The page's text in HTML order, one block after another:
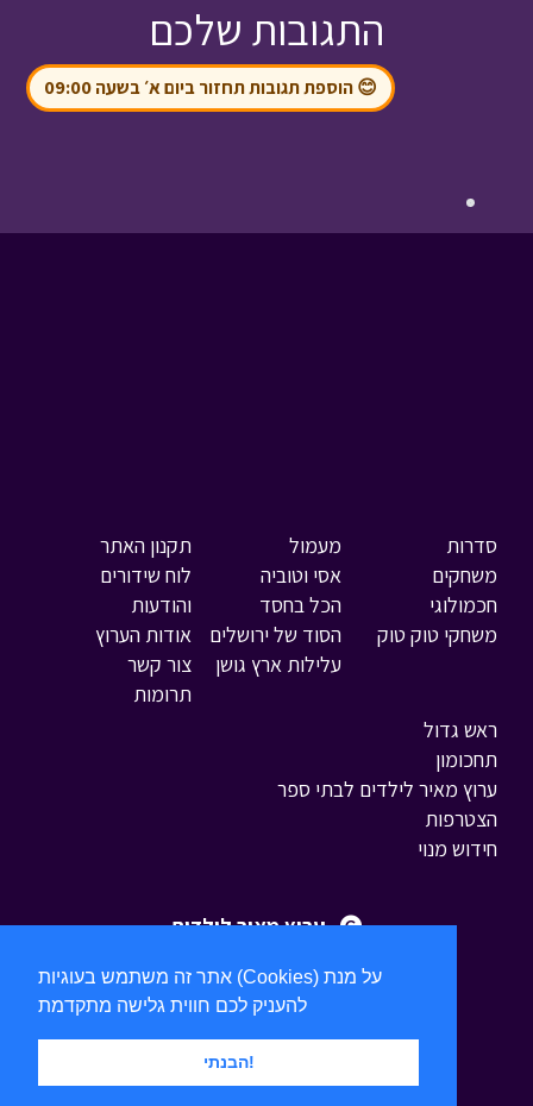
אתר זה משתמש בעוגיות (Cookies) על מנת
הבנתי!
התגובות שלכם
😊 הוספת תגובות תחזור ביום א׳ בשעה 09:00
סדרות
משחקים
חכמולוגי
משחקי טוק טוק
מעמול
אסי וטוביה
הכל בחסד
הסוד של ירושלים
עלילות ארץ גושן
ראש גדול
תחכומון
ערוץ מאיר לילדים לבתי ספר
הצטרפות
חידוש מנוי
תקנון האתר
לוח שידורים
והודעות
אודות הערוץ
צור קשר
תרומות
ערוץ מאיר לילדים